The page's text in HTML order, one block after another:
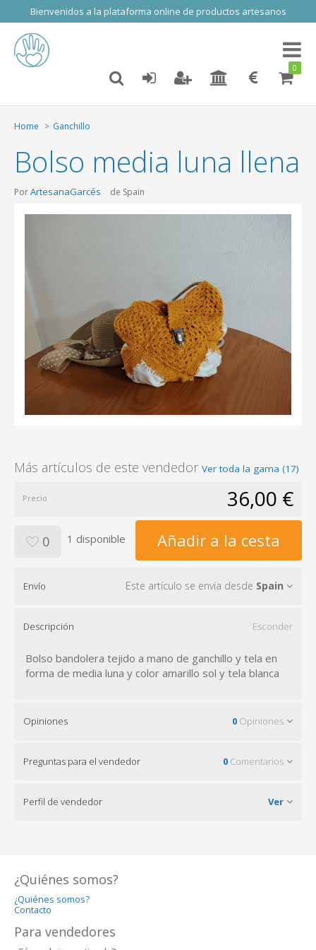
Bienvenidos a la plataforma online de productos artesanos
Toggle
0
Home Ganchillo
Bolso media luna llena
PorArtesanaGarcés de Spain
Más artículos de este vendedor Ver toda la gama (17)
Precio 36,00 €
0 1 disponible Añadir a la cesta
Envío Este artículo se envía desde Spain
Descripción Esconder
Bolso bandolera tejido a mano de ganchillo y tela en
forma de media luna y color amarillo sol y tela blanca
Opiniones 0 Opiniones
Preguntas para el vendedor 0 Comentarios
Perfil de vendedor Ver
¿Quiénes somos?
¿Quiénes somos?
Contacto
Para vendedores